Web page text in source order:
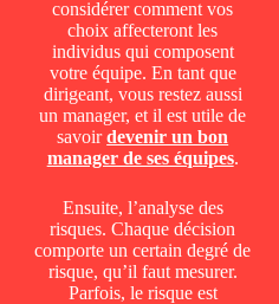
considérer comment vos
choix affecteront les
individus qui composent
votre équipe. En tant que
dirigeant, vous restez aussi
un manager, et il est utile de
savoirdevenir un bon
manager de ses équipes.
Ensuite, l’analyse des
risques. Chaque décision
comporte un certain degré de
risque, qu’il faut mesurer.
Parfois, le risque est